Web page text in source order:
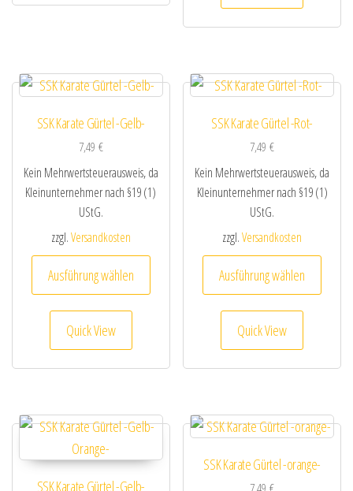
SSK Karate Gürtel -Gelb-
7,49 €
Kein Mehrwertsteuerausweis, da
Kleinunternehmer nach §19 (1)
UStG.
zzgl.Versandkosten
Ausführung wählen
Dieses Produkt weist mehrere Varianten
Quick View
SSK Karate Gürtel -Rot-
7,49€
Kein Mehrwertsteuerausweis, da
Kleinunternehmer nach §19 (1)
UStG.
zzgl.Versandkosten
Ausführung wählen
Quick View
SSK Karate Gürtel -Gelb-
SSK Karate Gürtel -orange-